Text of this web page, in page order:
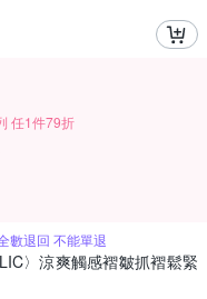
任1件79折
數退回 不能單退
〉涼爽觸感褶皺抓褶鬆緊